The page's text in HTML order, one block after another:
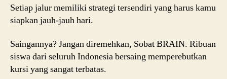
Setiap jalur memiliki strategi tersendiri yang harus kamu
siapkan jauh-jauh hari.
Saingannya? Jangan diremehkan, Sobat BRAIN. Ribuan
siswa dari seluruh Indonesia bersaing memperebutkan
kursi yang sangat terbatas.